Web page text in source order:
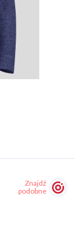
Znajdź
podobne